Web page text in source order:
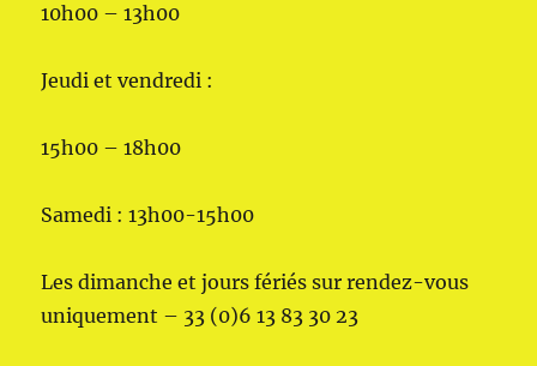
10h00 – 13h00
Jeudi et vendredi :
15h00 – 18h00
Samedi : 13h00-15h00
Les dimanche et jours fériés sur rendez-vous
uniquement – 33 (0)6 13 83 30 23